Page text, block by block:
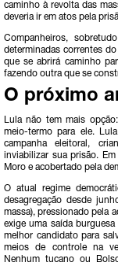
caminho à revolta das
deveria ir em atos pela
Companheiros,
determinadas correntes
que se abrirá caminho
fazendo outra que se
O próximo
Lula não tem mais
meio-termo para ele.
campanha eleitoral,
inviabilizar sua prisão.
Moro e acobertado pela
O atual regime
desagregação desde
massa), pressionado pela
exige uma saída
melhor candidato para
meios de controle na
Nenhum tucano ou